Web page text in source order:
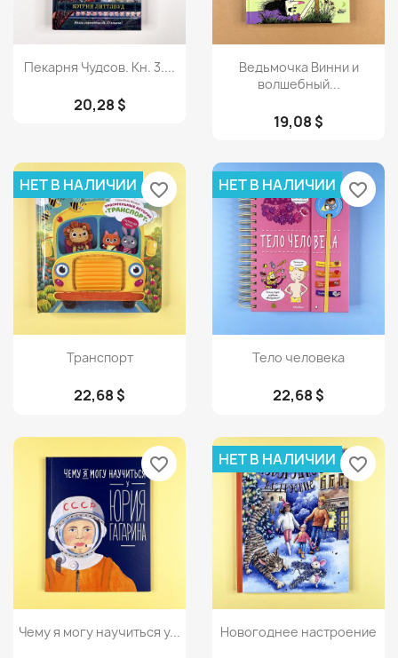
Просмотр
Пекарня Чудсов. Кн. 3....
20,28 $
Просмотр
Ведьмочка Винни и
волшебный...
19,08 $
Просмотр
Транспорт
22,68 $
НЕТ В НАЛИЧИИ favorite_border
Просмотр
Тело человека
22,68 $
НЕТ В НАЛИЧИИ favorite_border
Просмотр
Чему я могу научиться у...
favorite_border
Просмотр
Новогоднее настроение
НЕТ В НАЛИЧИИ favorite_border